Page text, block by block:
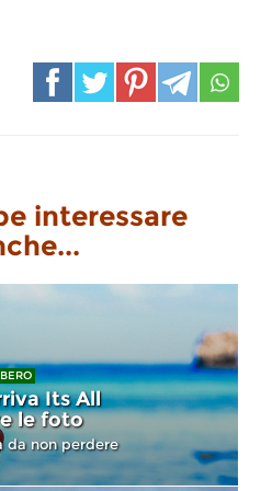
interessare
Its All
le foto
da non perdere